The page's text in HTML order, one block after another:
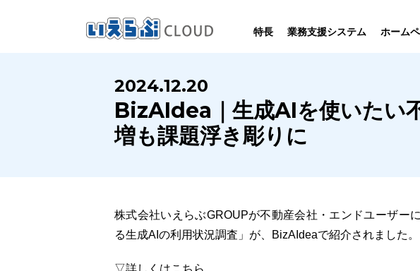
特長 業務支援システム
SYSTEM
いえらぶCLOUDは不動産業務を
幅広く支援しています。
業務向け機能
ホーム
HOMEPAGE
いえらぶは集客用ホームページを
不動産業に特化して制作しています。
制作に
PERFORMANCE
いえらぶCLOUDを実際にご利用の
お客様の声と制作実績のご紹介です。
INFORMATION
いえらぶCLOUDや不動産業界に関する
ニュース･ノウハウをお伝えします。
ニュー
2024.12.20
BizAIdea｜生成AIを使いたい
増も課題浮き彫りに
株式会社いえらぶGROUPが不動産会社・エンドユーザー
る生成AIの利用状況調査」が、BizAIdeaで紹介されました。
▽詳しくはこちら